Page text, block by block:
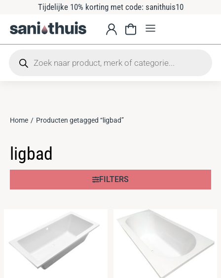
Tijdelijke 10% korting met code: sanithuis10
Je bent hier:
Home Producten getagged “ligbad”
ligbad
FILTERS